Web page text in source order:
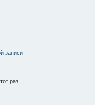
записи
раз